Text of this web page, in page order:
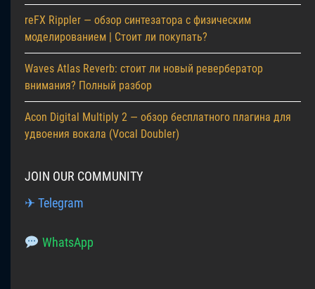
reFX Rippler — обзор синтезатора с физическим
моделированием | Стоит ли покупать?
Waves Atlas Reverb: стоит ли новый ревербератор
внимания? Полный разбор
Acon Digital Multiply 2 — обзор бесплатного плагина для
удвоения вокала (Vocal Doubler)
JOIN OUR COMMUNITY
✈ Telegram
WhatsApp